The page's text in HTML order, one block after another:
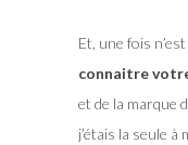
Et, une fois
connaitre
et de la marque
j’étais la seule à